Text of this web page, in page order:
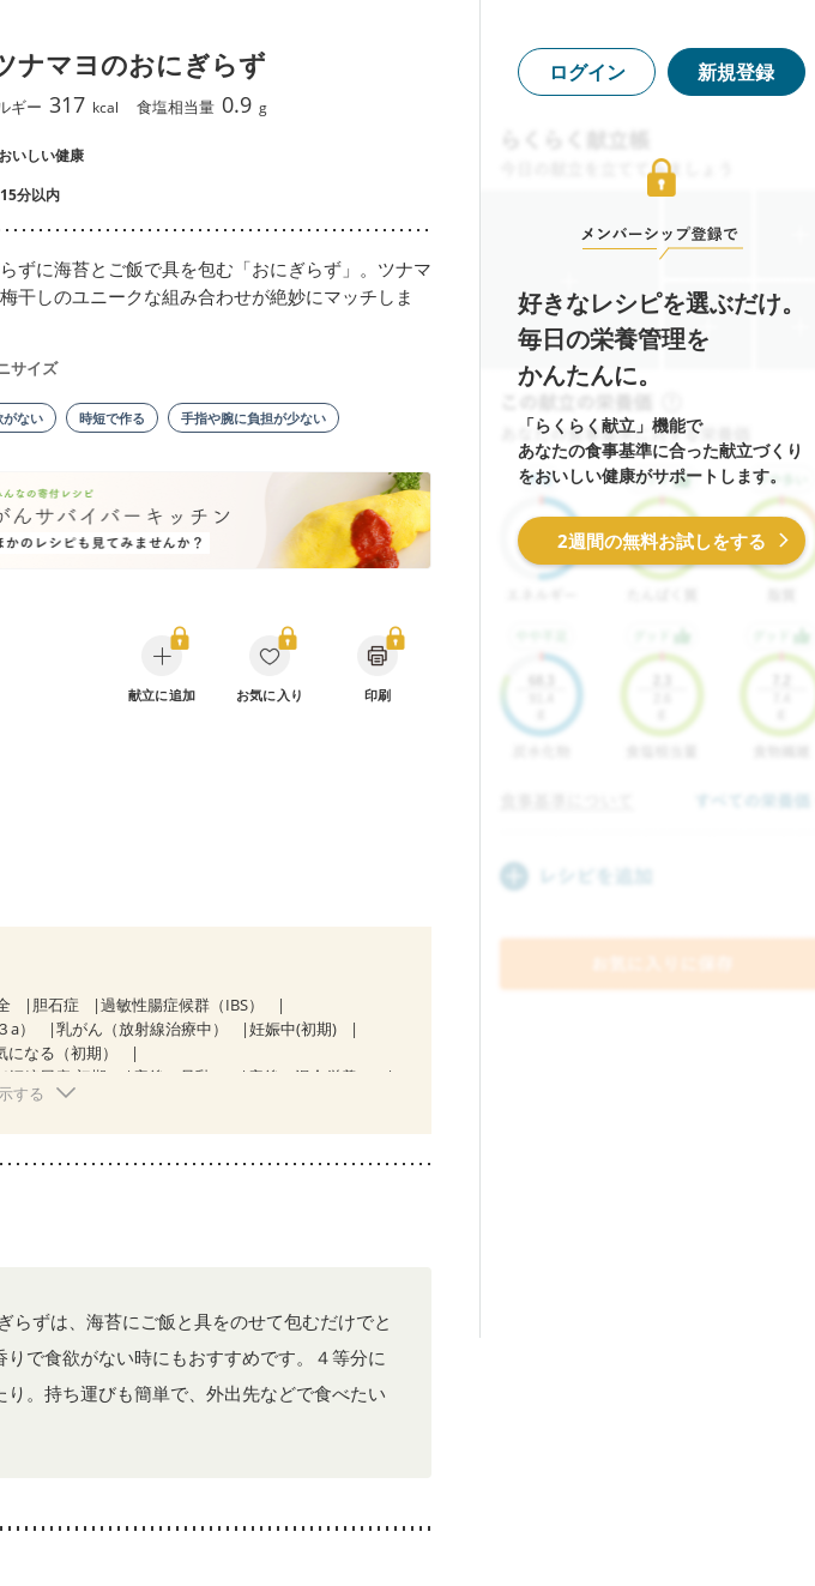
ナマヨのおにぎらず
ギー 317 kcal 食塩相当量 0.9 g
おいしい健康
15分以内
ずに海苔とご飯で具を包む「おにぎらず」。ツナマ
干しのユニークな組み合わせが絶妙にマッチしま
サイズ
がない 時短で作る 手指や腕に負担が少ない
献立に追加 お気に入り 印刷
胆石症
過敏性腸症候群（IBS）
a） 乳がん（放射線治療中）
妊娠中(初期)
なる（初期）
娠糖尿病(初期) 産後（母乳）
産後（混合栄養）
する
らずは、海苔にご飯と具をのせて包むだけでと
で食欲がない時にもおすすめです。４等分に
。持ち運びも簡単で、外出先などで食べたい
ログイン 新規登録
好きなレシピを選ぶだけ。
毎日の栄養管理を
かんたんに。
「らくらく献立」機能で
あなたの食事基準に合った献立づくり
をおいしい健康がサポートします。
2週間の無料お試しをする